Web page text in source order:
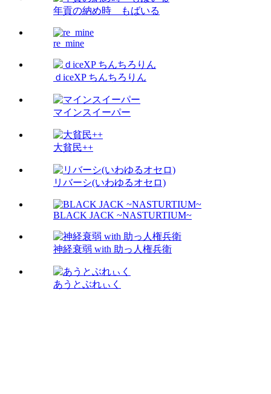
年貢の納め時 もばいる
re_mine
ｄiceXP ちんちろりん
マインスイーパー
大貧民++
リバーシ(いわゆるオセロ)
BLACK JACK ~NASTURTIUM~
神経衰弱 with 助っ人権兵衛
あうとぶれぃく